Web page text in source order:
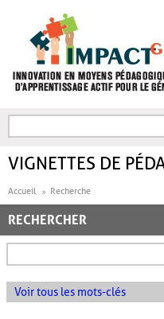
FORMULAIRE DE
VIGNETTES DE
Accueil Recherche
RECHERCHER
Voir tous les mots-clés